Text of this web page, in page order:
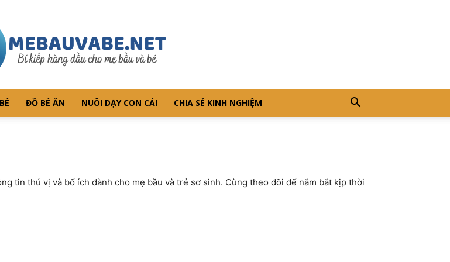
ĐỒ BÉ ĂN NUÔI DẠY CON CÁI CHIA SẺ KINH NGHIỆM
tin thú vị và bổ ích dành cho mẹ bầu và trẻ sơ sinh. Cùng theo dõi để nắm bắt kịp thời